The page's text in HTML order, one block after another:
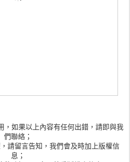
，如果以上內容有任何出錯，請即與我
們聯絡；
請留言告知，我們會及時加上版權信
息；